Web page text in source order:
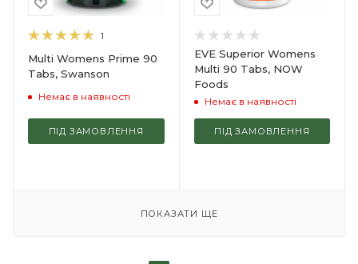
1
Multi Womens Prime 90
Tabs, Swanson
Немає в наявності
ПІД ЗАМОВЛЕННЯ
EVE Superior Womens
Multi 90 Tabs, NOW
Foods
Немає в наявності
ПІД ЗАМОВЛЕННЯ
ПОКАЗАТИ ЩЕ